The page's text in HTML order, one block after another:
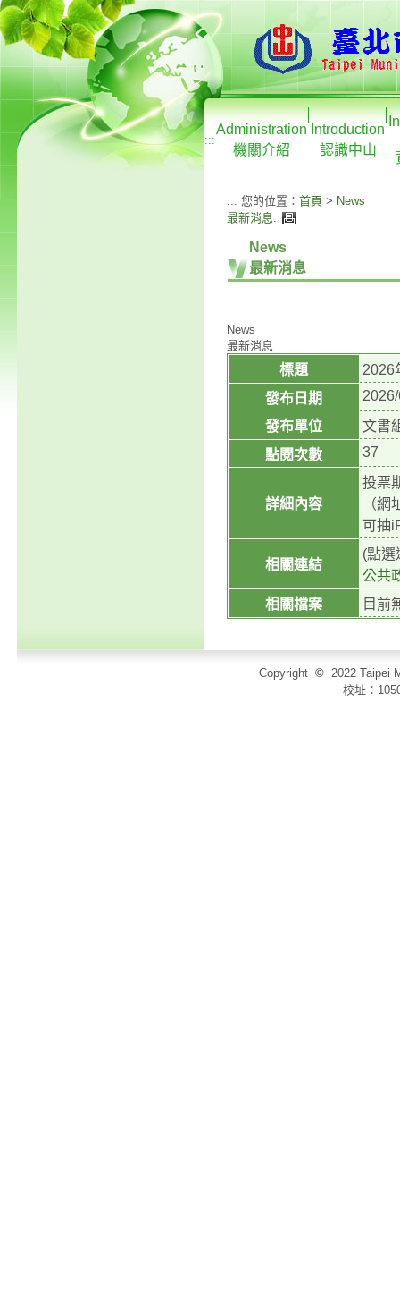
:::
Administration
機關介紹
Introduction
認識中山
::: 您的位置： 首頁 > News
最新消息.
News
最新消息
News
最新消息
標題
2026
發布日期
發布單位
文書
點閱次數
37
詳細內容
投票
（
可抽
相關連結
(點選
公共
相關檔案
目前
Copyright © 2022 Taipei
校址：